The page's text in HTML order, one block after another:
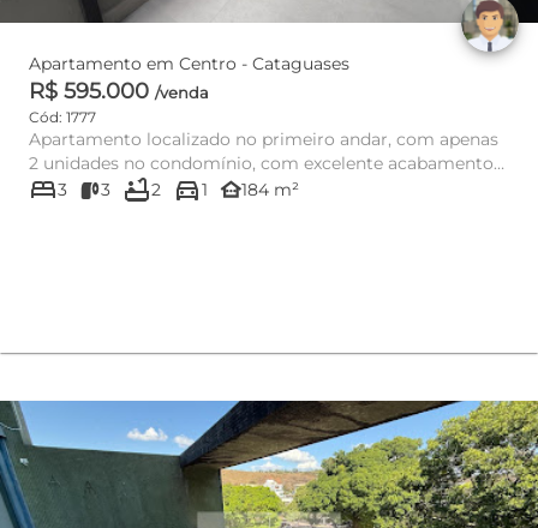
Apartamento em Centro - Cataguases
R$ 595.000 /venda
Cód: 1777
Apartamento localizado no primeiro andar, com apenas
2 unidades no condomínio, com excelente acabamento
interno. Imóvel ...
bed3 3 bathtub2 directions_car1 other_houses184 m²